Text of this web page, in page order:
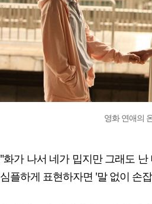
영화 연애의
"화가 나서 네가 밉지만 그래도
심플하게 표현하자면 '말 없이 손